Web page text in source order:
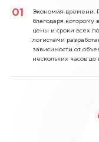
Экономия времени.
благодаря которому
цены и сроки всех
логистами
зависимости от
нескольких часов до